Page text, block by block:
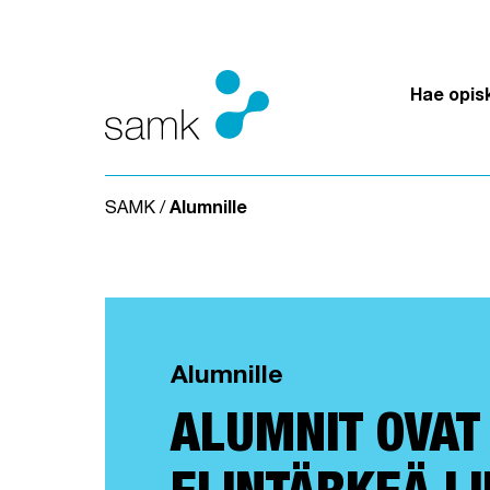
Hae
SAMK / Alumnille
Alumnille
ALUMNIT OVAT